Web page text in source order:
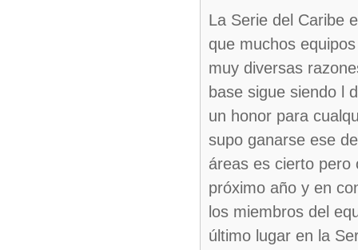
La Serie del Caribe
que muchos
muy diversas
base sigue siendo l
un honor para
supo ganarse ese
áreas es cierto pero
próximo año y en
los miembros del
último lugar en la